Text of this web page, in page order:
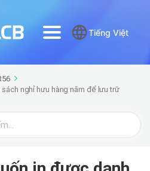
Tiếng Việt
nghỉ hưu hàng năm để lưu trữ